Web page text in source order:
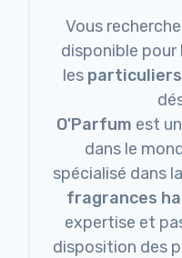
Vous
disponible pour
les particuliers
O'Parfum est
dans le
spécialisé dans
fragrances
expertise et
disposition des